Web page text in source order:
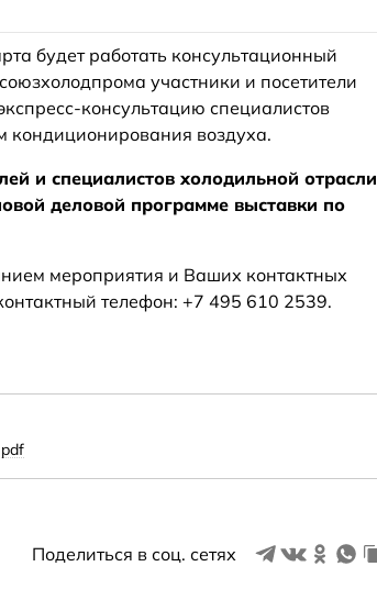
будет работать консультационный
участники и посетители
консультацию специалистов
кондиционирования воздуха.
и специалистов холодильной отрасли
деловой программе выставки по
мероприятия и Ваших контактных
телефон: +7 495 610 2539.
Поделиться в соц. сетях